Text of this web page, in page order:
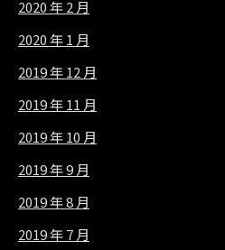
2020 年 2 月
2020 年 1 月
2019 年 12 月
2019 年 11 月
2019 年 10 月
2019 年 9 月
2019 年 8 月
2019 年 7 月